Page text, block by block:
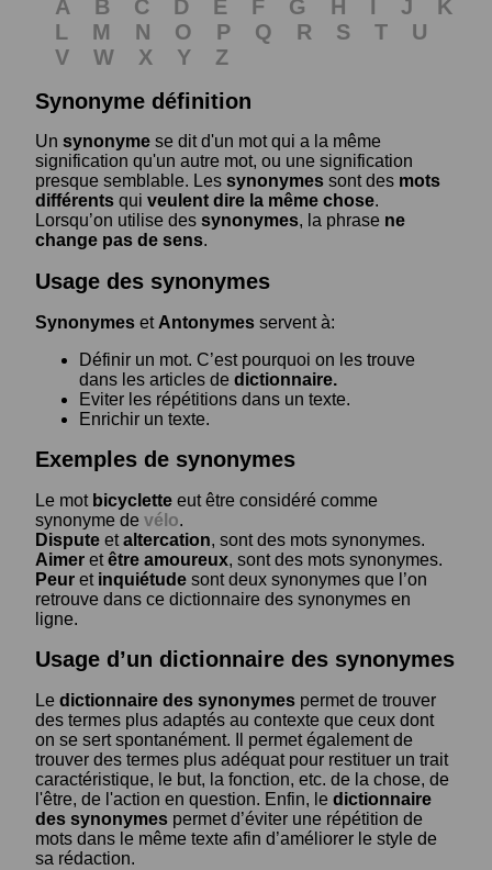
A B C D E F G H I J
K
L
M N O P Q R S T
U
V
W X Y
Z
Synonyme définition
Un synonyme se dit d'un mot qui a la même
signification qu'un autre mot, ou une signification
presque semblable. Les synonymes sont des mots
différents qui veulent dire la même chose.
Lorsqu’on utilise des synonymes, la phrase ne
change pas de sens.
Usage des synonymes
Synonymes et Antonymes servent à:
Définir un mot. C’est pourquoi on les trouve
dans les articles de dictionnaire.
Eviter les répétitions dans un texte.
Enrichir un texte.
Exemples de synonymes
Le mot bicyclette eut être considéré comme
synonyme de vélo.
Dispute etaltercation, sont des mots synonymes.
Aimer etêtre amoureux, sont des mots synonymes.
Peur et inquiétude sont deux synonymes que l’on
retrouve dans ce dictionnaire des synonymes en
ligne.
Usage d’un dictionnaire des synonymes
Le dictionnaire des synonymes permet de trouver
des termes plus adaptés au contexte que ceux dont
on se sert spontanément. Il permet également de
trouver des termes plus adéquat pour restituer un trait
caractéristique, le but, la fonction, etc. de la chose, de
l'être, de l'action en question. Enfin, le dictionnaire
des synonymes permet d’éviter une répétition de
mots dans le même texte afin d’améliorer le style de
sa rédaction.